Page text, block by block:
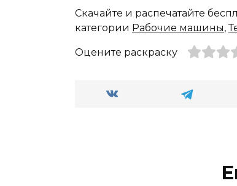
Скачайте и распечатайте
категории Рабочие машины,
Оцените раскраску